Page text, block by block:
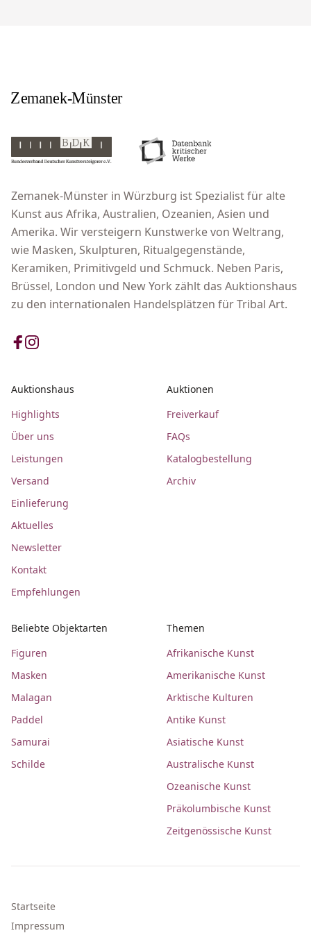
Zemanek-Münster in Würzburg ist Spezialist für alte
Kunst aus Afrika, Australien, Ozeanien, Asien und
Amerika. Wir versteigern Kunstwerke von Weltrang,
wie Masken, Skulpturen, Ritualgegenstände,
Keramiken, Primitivgeld und Schmuck. Neben Paris,
Brüssel, London und New York zählt das Auktionshaus
zu den internationalen Handelsplätzen für Tribal Art.
Auktionshaus
Highlights
Über uns
Leistungen
Versand
Einlieferung
Aktuelles
Newsletter
Kontakt
Empfehlungen
Auktionen
Freiverkauf
FAQs
Katalogbestellung
Archiv
Beliebte Objektarten
Figuren
Masken
Malagan
Paddel
Samurai
Schilde
Themen
Afrikanische Kunst
Amerikanische Kunst
Arktische Kulturen
Antike Kunst
Asiatische Kunst
Australische Kunst
Ozeanische Kunst
Präkolumbische Kunst
Zeitgenössische Kunst
Startseite
Impressum